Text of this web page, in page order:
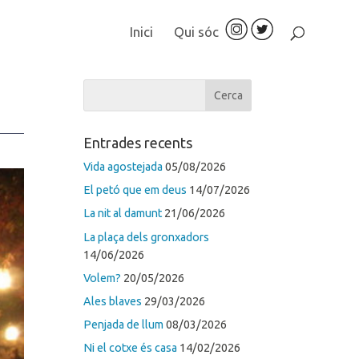
Inici Qui sóc
Entrades recents
Vida agostejada 05/08/2026
El petó que em deus 14/07/2026
La nit al damunt 21/06/2026
La plaça dels gronxadors
14/06/2026
Volem? 20/05/2026
Ales blaves 29/03/2026
Penjada de llum 08/03/2026
Ni el cotxe és casa 14/02/2026